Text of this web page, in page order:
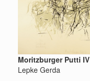
Moritzburger Putti IV
Lepke Gerda